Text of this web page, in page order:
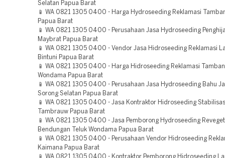
Selatan Papua Barat
📱 WA 0821 1305 0400 - Harga Hydroseeding Reklamasi
Papua Barat
📱 WA 0821 1305 0400 - Perusahaan Jasa Hydroseeding
Maybrat Papua Barat
📱 WA 0821 1305 0400 - Vendor Jasa Hidroseeding Reklamasi
Bintuni Papua Barat
📱 WA 0821 1305 0400 - Harga Hidroseeding Reklamasi
Wondama Papua Barat
📱 WA 0821 1305 0400 - Perusahaan Jasa Hydroseeding Bahu
Sorong Selatan Papua Barat
📱 WA 0821 1305 0400 - Jasa Kontraktor Hidroseeding
Tambrauw Papua Barat
📱 WA 0821 1305 0400 - Jasa Pemborong Hydroseeding
Bendungan Teluk Wondama Papua Barat
📱 WA 0821 1305 0400 - Perusahaan Vendor Hidroseeding
Kaimana Papua Barat
📱 WA 0821 1305 0400 - Kontraktor Pemborong Hidroseeding